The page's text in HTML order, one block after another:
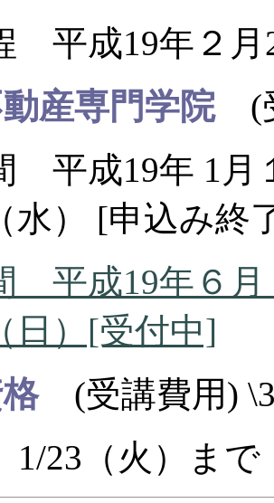
平成19年２月
産専門学院(
平成19年 1月
水） [申込み終
平成19年６月
日）[受付中]
(受講費用)
23（火）まで